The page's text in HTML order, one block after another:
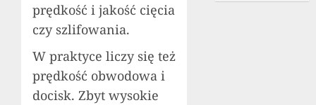
prędkość i jakość cięcia
czy szlifowania.
W praktyce liczy się też
prędkość obwodowa i
docisk. Zbyt wysokie